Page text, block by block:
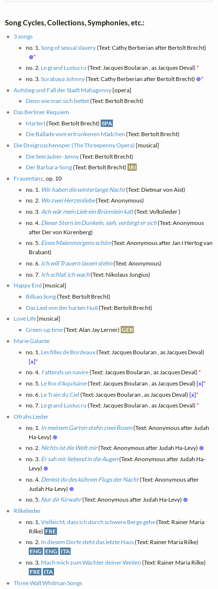
Song Cycles, Collections, Symphonies, etc.:
3 songs
no. 1. Song of sexual slavery(Text: Cathy Berberian after Bertolt Brecht)
⊗*
no. 2. Le grand Lustucru (Text: Jacques Boularan , as Jacques Deval) *
no. 3. Surabaya Johnny(Text: Cathy Berberian after Bertolt Brecht) ⊗*
Aufstieg und Fall der Stadt Mahagonny[opera]
Denn wie man sich bettet(Text: Bertolt Brecht)
Das Berliner Requiem
Marterl (Text: Bertolt Brecht) SPA
Die Ballade vom ertrunkenen Mädchen (Text: Bertolt Brecht)
Die Dreigroschenoper (The Threepenny Opera) [musical]
Die Seeräuber-Jenny(Text: Bertolt Brecht)
Der Barbara-Song(Text: Bertolt Brecht) IRI
Frauentanz, op. 10
no. 1. Wir haben die winterlange Nacht(Text: Dietmar von Aist)
no. 2. Wo zwei Herzenliebe(Text: Anonymous)
no. 3. Ach wär mein Lieb ein Brünnlein kalt(Text: Volkslieder )
no. 4. Dieser Stern im Dunkeln, sieh, verbirgt er sich(Text: Anonymous
after Der von Kürenberg)
no. 5. Eines Maienmorgens schön(Text: Anonymous after Jan I Hertog van
Brabant)
no. 6. Ich will Trauern lassen stehn(Text: Anonymous)
no. 7. Ich schlaf, ich wach(Text: Nikolaus Jungius)
Happy End [musical]
Bilbao Song(Text: Bertolt Brecht)
Das Lied von der harten Nuß(Text: Bertolt Brecht)
Love Life[musical]
Green-up time(Text: Alan Jay Lerner) GER
Marie Galante
no. 1. Les filles de Bordeaux(Text: Jacques Boularan , as Jacques Deval)
[x]*
no. 4. J'attends un navire(Text: Jacques Boularan , as Jacques Deval) *
no. 5. Le Roi d'Aquitaine(Text: Jacques Boularan , as Jacques Deval) [x]*
no. 6. Le Train du Ciel (Text: Jacques Boularan , as Jacques Deval) [x]*
no. 7. Le grand Lustucru (Text: Jacques Boularan , as Jacques Deval) *
Ofrahs Lieder
no. 1. In meinem Garten stehn zwei Rosen(Text: Anonymous after Judah
Ha-Levy) ⊗
no. 2. Nichts ist die Welt mir(Text: Anonymous after Judah Ha-Levy) ⊗
no. 3. Er sah mir liebend in die Augen(Text: Anonymous after Judah Ha-
Levy) ⊗
no. 4. Denkst du des kühnen Flugs der Nacht(Text: Anonymous after
Judah Ha-Levy) ⊗
no. 5. Nur dir fürwahr(Text: Anonymous after Judah Ha-Levy) ⊗
Rilkelieder
no. 1. Vielleicht, dass ich durch schwere Berge gehe(Text: Rainer Maria
Rilke) FRE
no. 2. In diesem Dorfe steht das letzte Haus(Text: Rainer Maria Rilke)
ENG ENG ITA
no. 3. Mach mich zum Wächter deiner Weiten (Text: Rainer Maria Rilke)
FRE ITA
Three Walt Whitman Songs